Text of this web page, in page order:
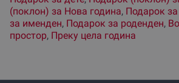
(поклон) за Нова година, Подарок
за именден, Подарок за роденден,
простор, Преку цела година